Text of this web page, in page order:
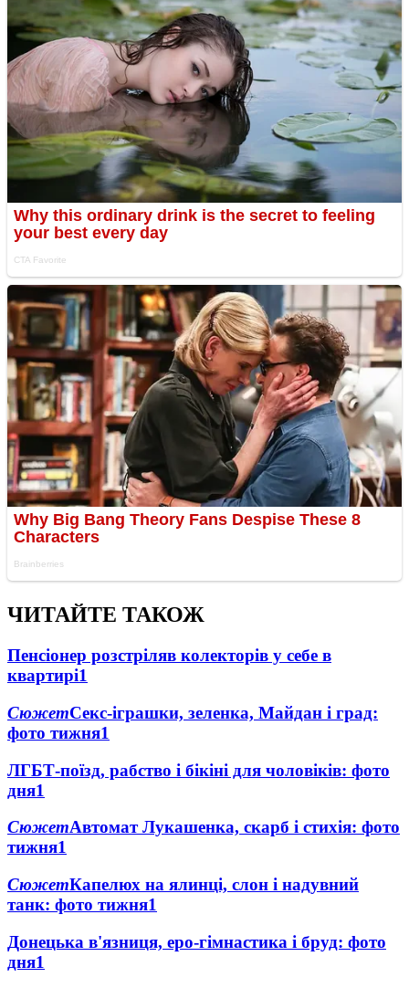
ЧИТАЙТЕ ТАКОЖ
Пенсіонер розстріляв колекторів у себе в
квартирі1
СюжетСекс-іграшки, зеленка, Майдан і град:
фото тижня1
ЛГБТ-поїзд, рабство і бікіні для чоловіків: фото
дня1
СюжетАвтомат Лукашенка, скарб і стихія: фото
тижня1
СюжетКапелюх на ялинці, слон і надувний
танк: фото тижня1
Донецька в'язниця, еро-гімнастика і бруд: фото
дня1